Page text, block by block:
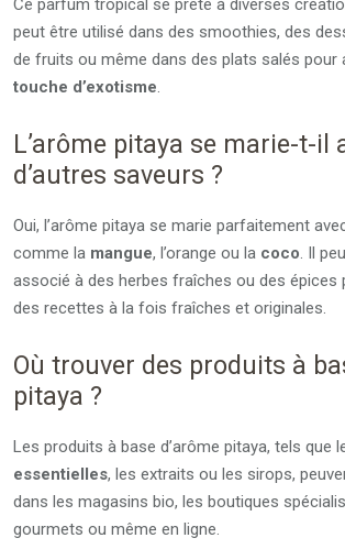
Ce parfum tropical se prête à diverses
peut être utilisé dans des smoothies, des
de fruits ou même dans des plats salés pour
touche d’exotisme.
L’arôme pitaya se marie-t-il
d’autres saveurs ?
Oui, l’arôme pitaya se marie parfaitement
comme la mangue, l’orange ou la coco. Il
associé à des herbes fraîches ou des épices
des recettes à la fois fraîches et originales.
Où trouver des produits à
pitaya ?
Les produits à base d’arôme pitaya, tels que
essentielles, les extraits ou les sirops,
dans les magasins bio, les boutiques
gourmets ou même en ligne.